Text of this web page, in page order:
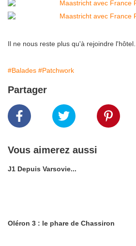
Il ne nous reste plus qu'à rejoindre l'hôtel...
#Balades #Patchwork
Partager
Vous aimerez aussi
J1 Depuis Varsovie...
Oléron 3 : le phare de Chassiron